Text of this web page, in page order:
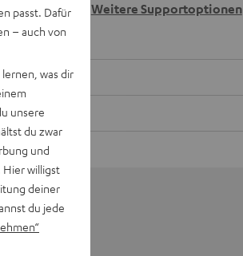
Weitere Supportoptionen
passt. Dafür
– auch von
was dir
unsere
du zwar
und
Hier willigst
deiner
du jede